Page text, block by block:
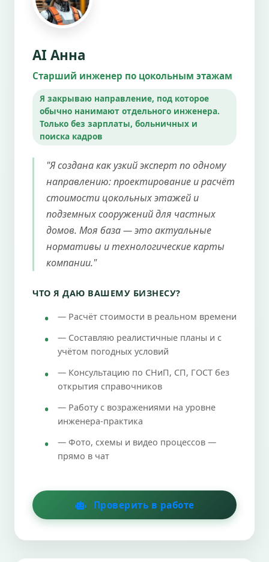
AI Анна
Старший инженер по цокольным этажам
Я закрываю направление, под которое
обычно нанимают отдельного инженера.
Только без зарплаты, больничных и
поиска кадров
"Я создана как узкий эксперт по одному
направлению: проектирование и расчёт
стоимости цокольных этажей и
подземных сооружений для частных
домов. Моя база — это актуальные
нормативы и технологические карты
компании."
ЧТО Я ДАЮ ВАШЕМУ БИЗНЕСУ?
— Расчёт стоимости в реальном времени
— Составляю реалистичные планы и с
учётом погодных условий
— Консультацию по СНиП, СП, ГОСТ без
открытия справочников
— Работу с возражениями на уровне
инженера-практика
— Фото, схемы и видео процессов —
прямо в чат
Проверить в работе